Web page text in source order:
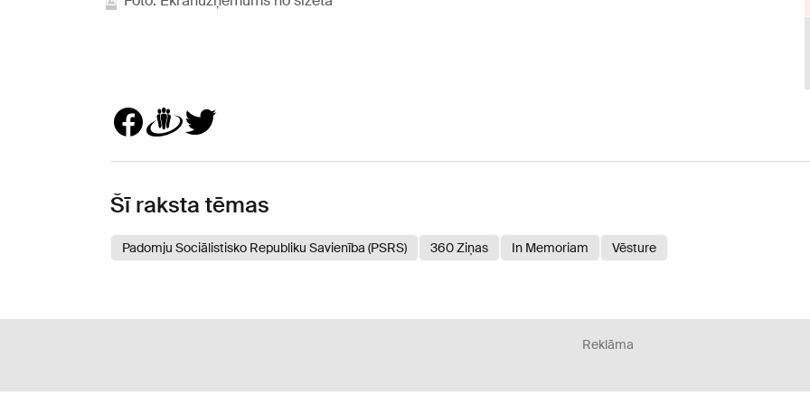
Šī raksta tēmas
Padomju Sociālistisko Republiku Savienība (PSRS) 360 Ziņas In Memoriam Vēsture
Reklāma